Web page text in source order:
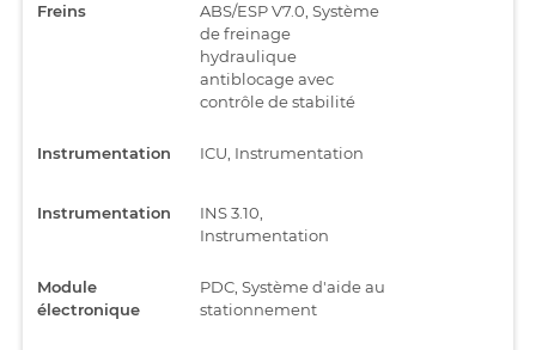
Freins
ABS/ESP V7.0, Système
de freinage
hydraulique
antiblocage avec
contrôle de stabilité
Instrumentation ICU, Instrumentation
Instrumentation
INS 3.10,
Instrumentation
Module
électronique
PDC, Système d'aide au
stationnement